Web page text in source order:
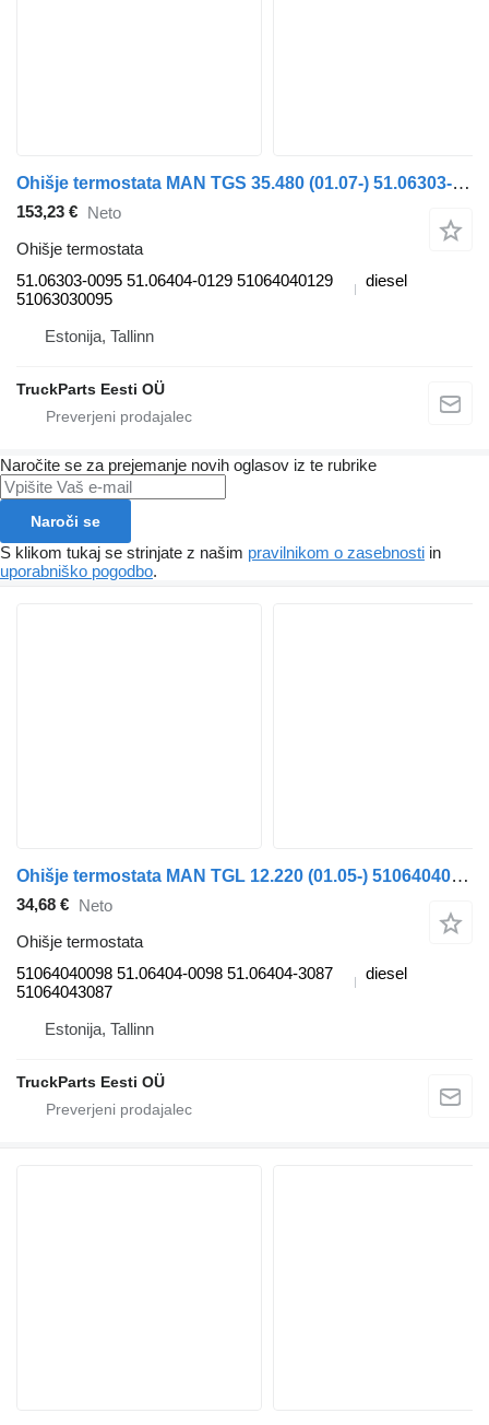
Ohišje termostata MAN TGS 35.480 (01.07-) 51.06303-0095 za vlačilec MAN TGL, TGM, TGS, TGX (2005-2021)
153,23 € Neto
Ohišje termostata
51.06303-0095 51.06404-0129 51064040129
51063030095
diesel
Estonija, Tallinn
TruckParts Eesti OÜ
Naročite se za prejemanje novih oglasov iz te rubrike
Naroči se
S klikom tukaj se strinjate z našim pravilnikom o zasebnosti in
uporabniško pogodbo.
Ohišje termostata MAN TGL 12.220 (01.05-) 51064040098 za vlačilec MAN TGL, TGM, TGS, TGX (2005-2021)
34,68 € Neto
Ohišje termostata
51064040098 51.06404-0098 51.06404-3087
51064043087
diesel
Estonija, Tallinn
TruckParts Eesti OÜ